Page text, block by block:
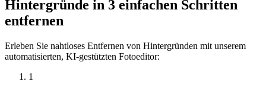
Hintergründe in 3 einfachen Schritten
entfernen
Erleben Sie nahtloses Entfernen von Hintergründen mit unserem
automatisierten, KI-gestützten Fotoeditor:
1